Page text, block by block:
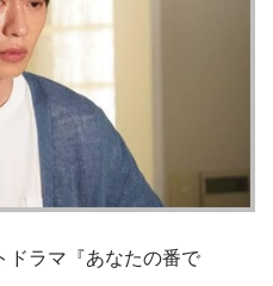
ドラマ『あなたの番で